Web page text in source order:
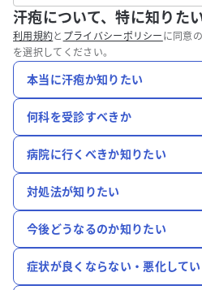
汗疱について、特に知りた
利用規約と プライバシーポリシー に同意
を選択してください。
本当に汗疱か知りたい
何科を受診すべきか
病院に行くべきか知りたい
対処法が知りたい
今後どうなるのか知りたい
症状が良くならない・悪化して